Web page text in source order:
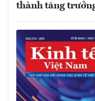
thành tăng